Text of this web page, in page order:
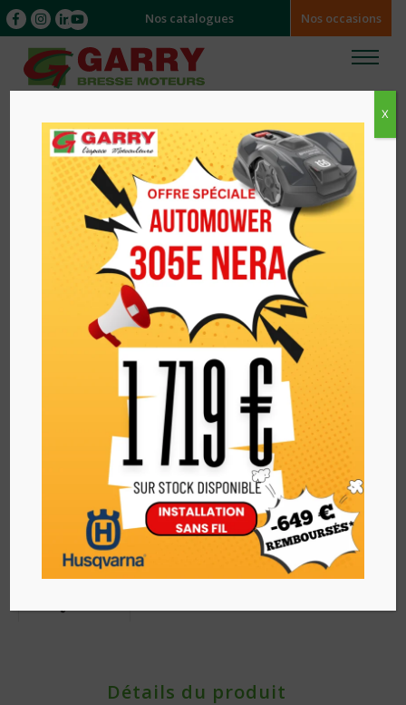
Nos catalogues Nos occasions
// MOTOBINEUSE F220 HONDA
Détails du produit
X